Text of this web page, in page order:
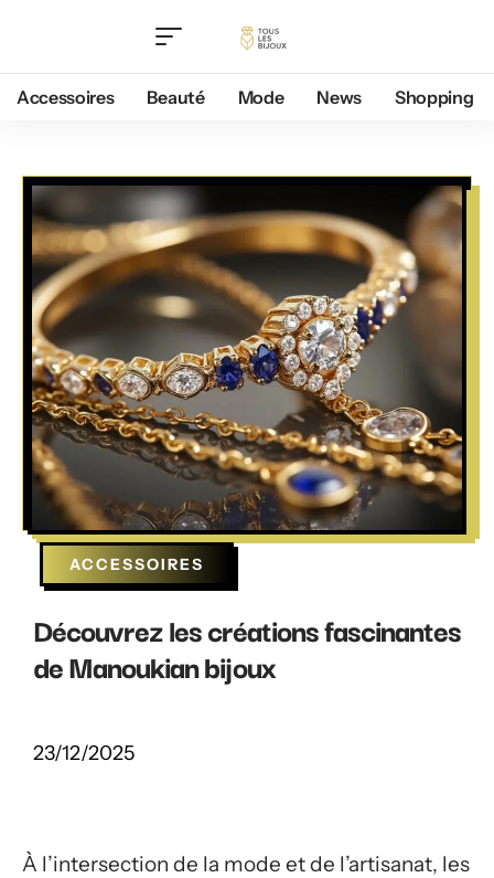
Accessoires Beauté Mode News Shopping
ACCESSOIRES
Découvrez les créations fascinantes
de Manoukian bijoux
23/12/2025
À l’intersection de la mode et de l’artisanat, les